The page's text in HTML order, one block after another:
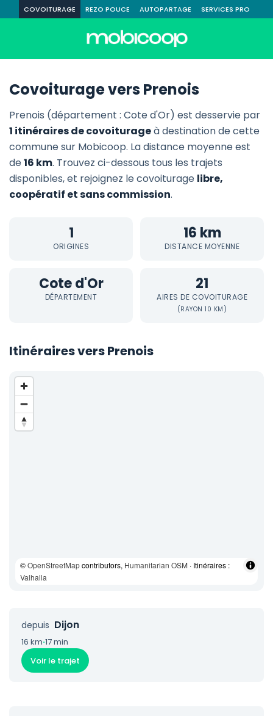
COVOITURAGE REZO POUCE AUTOPARTAGE SERVICES PRO
Covoiturage vers Prenois
Prenois (département : Cote d'Or) est desservie par
1 itinéraires de covoiturageà destination de cette
commune sur Mobicoop. La distance moyenne est
de16 km. Trouvez ci-dessous tous les trajets
disponibles, et rejoignez le covoiturage libre,
coopératif et sans commission.
1
ORIGINES
16 km
DISTANCE MOYENNE
Cote d'Or
DÉPARTEMENT
21
AIRES DE COVOITURAGE
(RAYON 10 KM)
Itinéraires vers Prenois
©OpenStreetMapcontributors, Humanitarian OSM · Itinéraires :
Valhalla
depuis Dijon
16 km·17 min
Voir le trajet